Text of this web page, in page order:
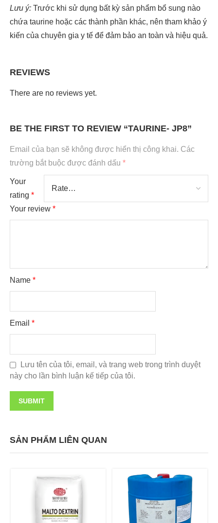
Lưu ý: Trước khi sử dụng bất kỳ sản phẩm bổ sung nào
chứa taurine hoặc các thành phần khác, nên tham khảo ý
kiến của chuyên gia y tế để đảm bảo an toàn và hiệu quả.
REVIEWS
There are no reviews yet.
BE THE FIRST TO REVIEW “TAURINE- JP8”
Email của bạn sẽ không được hiển thị công khai. Các
trường bắt buộc được đánh dấu *
Your
rating *
Your review *
Name *
Email *
Lưu tên của tôi, email, và trang web trong trình duyệt
này cho lần bình luận kế tiếp của tôi.
SẢN PHẨM LIÊN QUAN